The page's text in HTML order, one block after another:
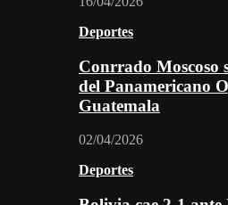
Deportes
Conrrado Moscoso
del Panamericano
Guatemala
02/04/2026
Deportes